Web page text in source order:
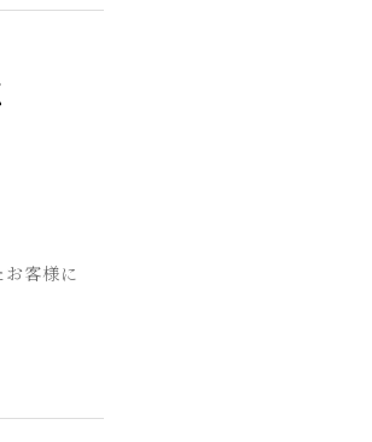
客様に